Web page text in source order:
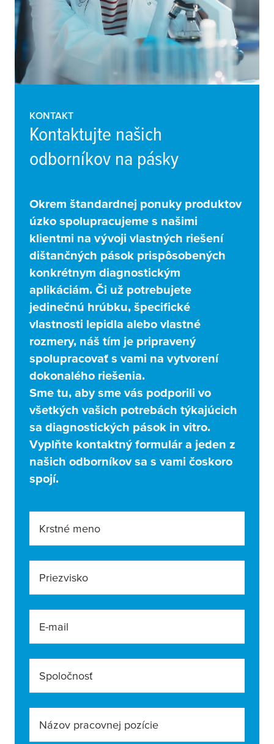
KONTAKT
Kontaktujte našich
odborníkov na pásky
Okrem štandardnej ponuky produktov
úzko spolupracujeme s našimi
klientmi na vývoji vlastných riešení
dištančných pások prispôsobených
konkrétnym diagnostickým
aplikáciám. Či už potrebujete
jedinečnú hrúbku, špecifické
vlastnosti lepidla alebo vlastné
rozmery, náš tím je pripravený
spolupracovať s vami na vytvorení
dokonalého riešenia.
Sme tu, aby sme vás podporili vo
všetkých vašich potrebách týkajúcich
sa diagnostických pások in vitro.
Vyplňte kontaktný formulár a jeden z
našich odborníkov sa s vami čoskoro
spojí.
Krstné meno
Priezvisko
E-mail
Spoločnosť
Názov pracovnej pozície